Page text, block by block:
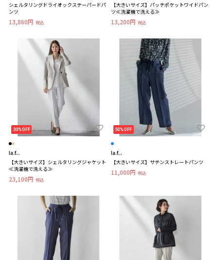
シェルタリングドライオックステーパードパ
ンツ
13,860円 税込
【大きいサイズ】パッチポケットワイドパン
ツ≪洗濯機で洗える≫
13,200円 税込
30%OFF
la.f...
【大きいサイズ】シェルタリングジャケット
≪洗濯機で洗える≫
23,100円 税込
50%OFF
la.f...
【大きいサイズ】サテンストレートパンツ
11,000円 税込